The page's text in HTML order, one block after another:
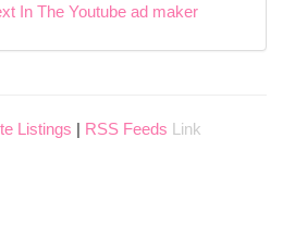
In The Youtube ad maker
Listings | RSS Feeds Link